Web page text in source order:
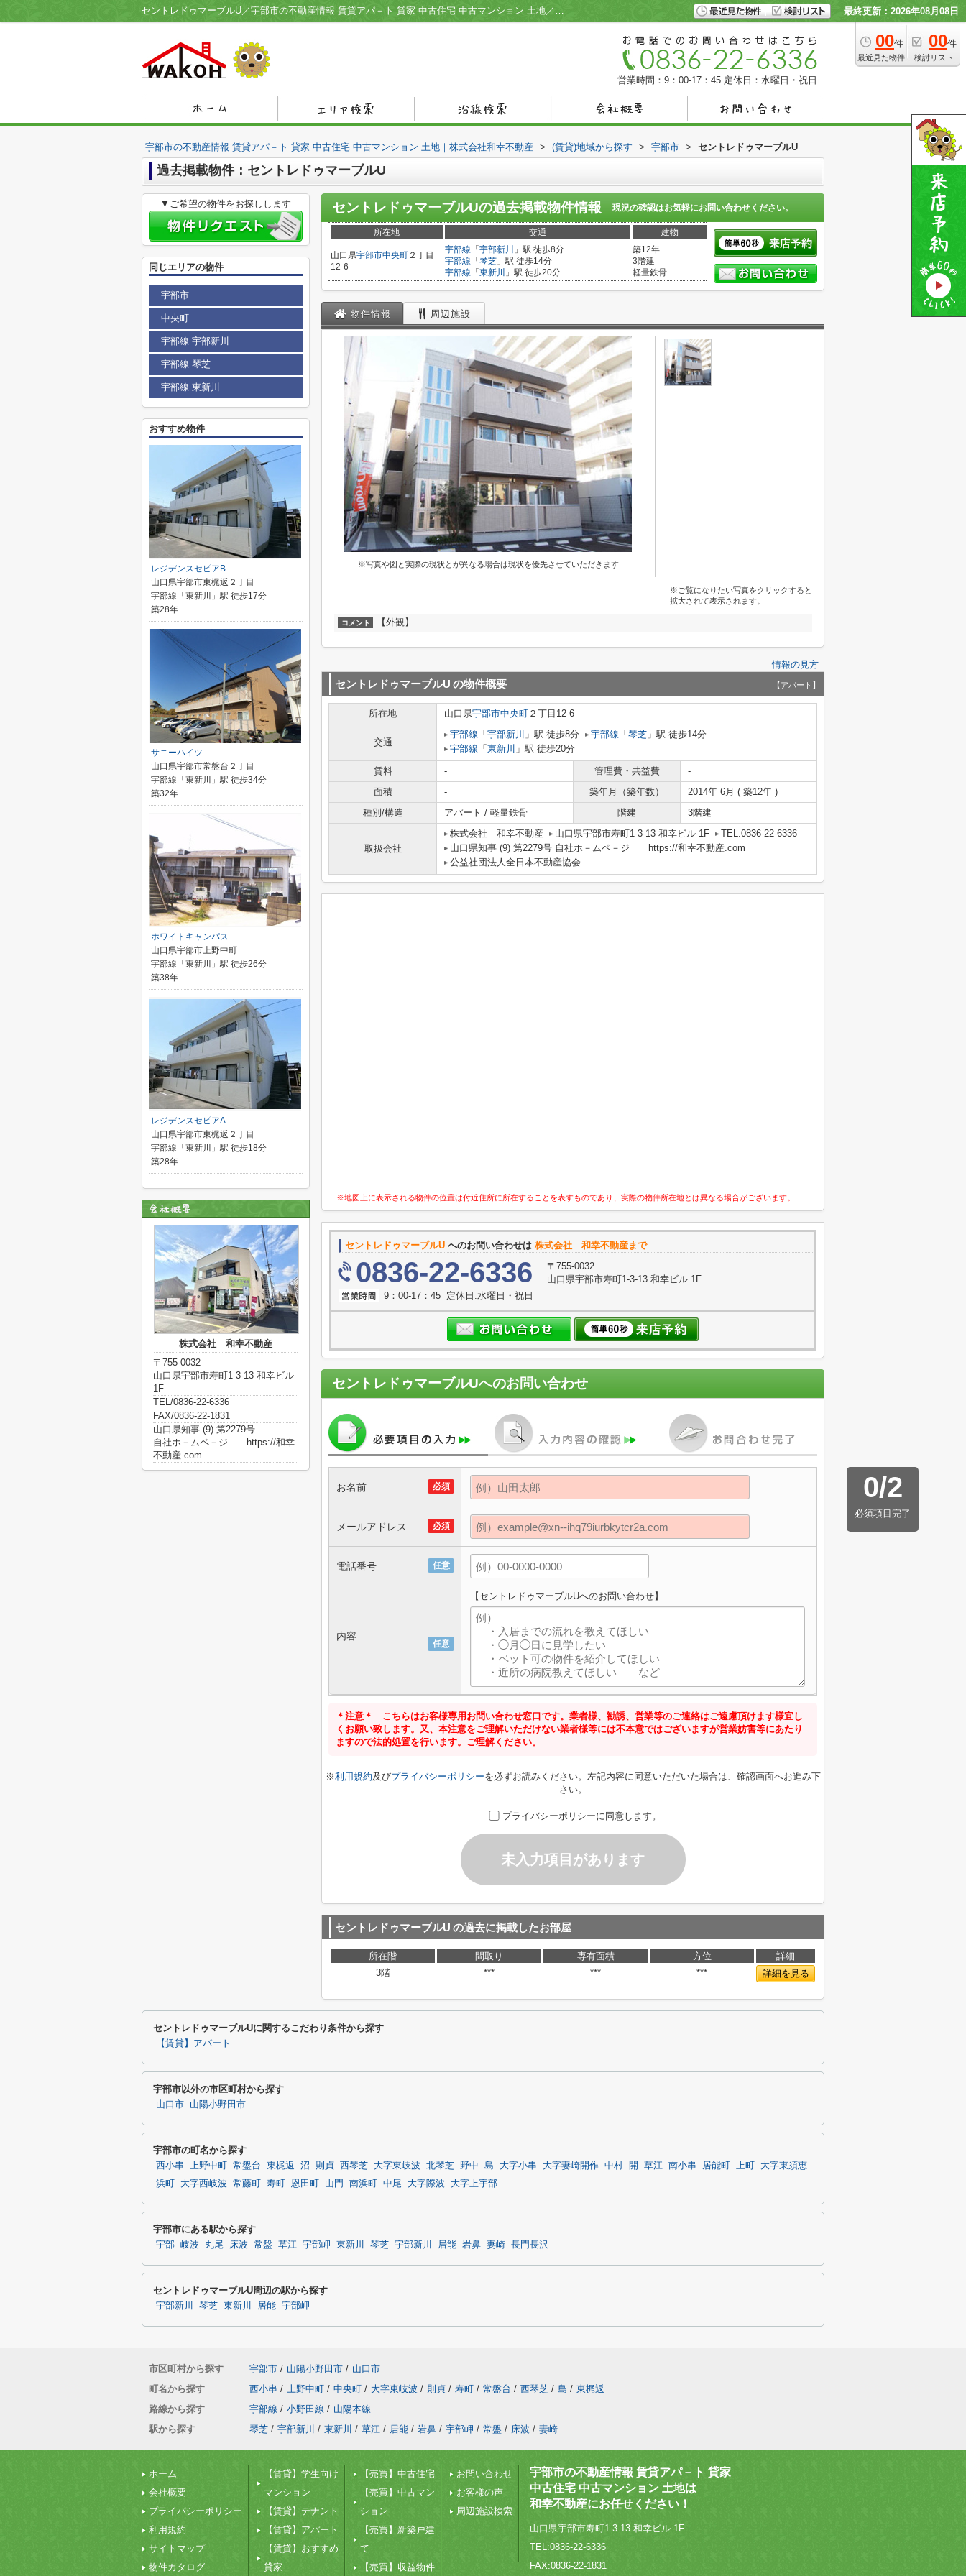
セントレドゥマーブルU／宇部市の不動産情報 賃貸アパ－ト 貸家 中古住宅 中古マンション 土地／株式会社和幸不動産 最終更新：2026年08月08日
00件
最近見た物件
00件
検討リスト
営業時間：9：00-17：45 定休日：水曜日・祝日
宇部市の不動産情報 賃貸アパ－ト 貸家 中古住宅 中古マンション 土地｜株式会社和幸不動産 > (賃貸)地域から探す > 宇部市 > セントレドゥマーブルU
過去掲載物件：セントレドゥマーブルU
セントレドゥマーブルUの過去掲載物件情報 現況の確認はお気軽にお問い合わせください。
所在地 交通 建物
山口県宇部市中央町 ２丁目
12-6
宇部線 「 宇部新川
」駅 徒歩8分
宇部線 「 琴芝 」駅 徒歩14分
宇部線 「 東新川 」駅 徒歩20分
築12年
3階建
軽量鉄骨
物件情報 周辺施設
※写真や図と実際の現状とが異なる場合は現状を優先させていただきます
※ご覧になりたい写真をクリックすると
拡大されて表示されます。
コメント 【外観】
情報の見方
セントレドゥマーブルU の物件概要 【アパート】
所在地 山口県宇部市中央町 ２丁目12-6
交通
宇部線 「 宇部新川 」駅 徒歩8分 宇部線 「 琴芝 」駅 徒歩14分
宇部線 「 東新川 」駅 徒歩20分
賃料 - 管理費・共益費
-
面積
- 築年月（築年数）
2014年 6月 ( 築12年 )
種別/構造
アパート / 軽量鉄骨 階建 3階建
取扱会社
株式会社 和幸不動産 山口県宇部市寿町1-3-13 和幸ビル 1F
TEL:0836-22-6336
山口県知事 (9) 第2279号 自社ホ－ムペ－ジ https://和幸不動産.com
公益社団法人全日本不動産協会
※地図上に表示される物件の位置は付近住所に所在することを表すものであり、実際の物件所在地とは異なる場合がございます。
セントレドゥマーブルU へのお問い合わせは 株式会社 和幸不動産まで
0836-22-6336
〒755-0032
山口県宇部市寿町1-3-13 和幸ビル 1F
9：00-17：45 定休日:水曜日・祝日
セントレドゥマーブルUへのお問い合わせ
0/2
必須項目完了
必須
お名前
必須
メールアドレス
任意
電話番号
任意
内容
【セントレドゥマーブルUへのお問い合わせ】
＊注意＊ こちらはお客様専用お問い合わせ窓口です。業者様、勧誘、営業等のご連絡はご遠慮頂けます様宜し
くお願い致します。又、本注意をご理解いただけない業者様等には不本意ではございますが営業妨害等にあたり
ますので法的処置を行います。ご理解ください。
※利用規約及びプライバシーポリシーを必ずお読みください。左記内容に同意いただいた場合は、確認画面へお進み下
さい。
プライバシーポリシーに同意します。
未入力項目があります
セントレドゥマーブルU の過去に掲載したお部屋
所在階 間取り 専有面積 方位
詳細
3階
*** *** *** 詳細を見る
▼ご希望の物件をお探しします
同じエリアの物件
宇部市
中央町
宇部線 宇部新川
宇部線 琴芝
宇部線 東新川
おすすめ物件
レジデンスセピアB
山口県宇部市東梶返２丁目
宇部線「東新川」駅 徒歩17分
築28年
サニーハイツ
山口県宇部市常盤台２丁目
宇部線「東新川」駅 徒歩34分
築32年
ホワイトキャンパス
山口県宇部市上野中町
宇部線「東新川」駅 徒歩26分
築38年
レジデンスセピアA
山口県宇部市東梶返２丁目
宇部線「東新川」駅 徒歩18分
築28年
株式会社 和幸不動産
〒755-0032
山口県宇部市寿町1-3-13 和幸ビル
1F
TEL/0836-22-6336
FAX/0836-22-1831
山口県知事 (9) 第2279号
自社ホ－ムペ－ジ https://和幸
不動産.com
セントレドゥマーブルUに関するこだわり条件から探す
【賃貸】アパート
宇部市以外の市区町村から探す
山口市 山陽小野田市
宇部市の町名から探す
西小串 上野中町 常盤台 東梶返 沼 則貞 西琴芝 大字東岐波 北琴芝 野中 島 大字小串 大字妻崎開作 中村 開 草江 南小串 居能町 上町
大字東須恵
浜町
大字西岐波 常藤町 寿町 恩田町 山門 南浜町 中尾 大字際波 大字上宇部
宇部市にある駅から探す
宇部 岐波 丸尾 床波 常盤 草江 宇部岬 東新川 琴芝 宇部新川 居能 岩鼻 妻崎 長門長沢
セントレドゥマーブルU周辺の駅から探す
宇部新川 琴芝 東新川 居能 宇部岬
市区町村から探す 宇部市 / 山陽小野田市 / 山口市
町名から探す
西小串 / 上野中町 / 中央町 / 大字東岐波 / 則貞 / 寿町 / 常盤台 / 西琴芝 / 島 / 東梶返
路線から探す
宇部線 / 小野田線 / 山陽本線
駅から探す
琴芝 / 宇部新川 / 東新川 / 草江 / 居能 / 岩鼻 / 宇部岬 / 常盤 / 床波 / 妻崎
ホーム
会社概要
プライバシーポリシー
利用規約
サイトマップ
物件カタログ
【賃貸】学生向け
マンション
【賃貸】テナント
【賃貸】アパート
【賃貸】おすすめ
貸家
【売買】中古住宅
【売買】中古マン
ション
【売買】新築戸建
て
【売買】収益物件
お問い合わせ
お客様の声
周辺施設検索
宇部市の不動産情報 賃貸アパ－ト 貸家
中古住宅 中古マンション 土地は
和幸不動産にお任せください！
山口県宇部市寿町1-3-13 和幸ビル 1F
TEL:0836-22-6336
FAX:0836-22-1831